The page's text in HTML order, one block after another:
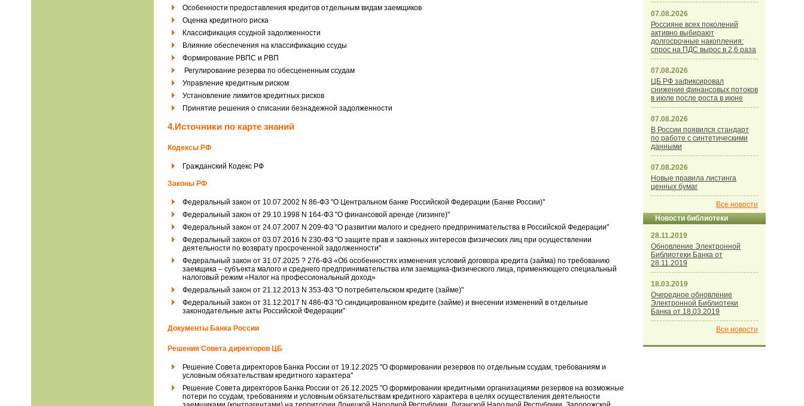
Особенности предоставления кредитов отдельным видам заемщиков
Оценка кредитного риска
Классификация ссудной задолженности
Влияние обеспечения на классификацию ссуды
Формирование РВПС и РВП
Регулирование резерва по обесцененным ссудам
Управление кредитным риском
Установление лимитов кредитных рисков
Принятие решения о списании безнадежной задолженности
4.Источники по карте знаний
Кодексы РФ
Гражданский Кодекс РФ
Законы РФ
Федеральный закон от 10.07.2002 N 86-ФЗ "О Центральном банке Российской Федерации (Банке России)"
Федеральный закон от 29.10.1998 N 164-ФЗ "О финансовой аренде (лизинге)"
Федеральный закон от 24.07.2007 N 209-ФЗ "О развитии малого и среднего предпринимательства в Российской Федерации"
Федеральный закон от 03.07.2016 N 230-ФЗ "О защите прав и законных интересов физических лиц при осуществлении
деятельности по возврату просроченной задолженности"
Федеральный закон от 31.07.2025 ? 276-ФЗ «Об особенностях изменения условий договора кредита (займа) по требованию
заемщика – субъекта малого и среднего предпринимательства или заемщика-физического лица, применяющего специальный
налоговый режим «Налог на профессиональный доход»
Федеральный закон от 21.12.2013 N 353-ФЗ "О потребительском кредите (займе)"
Федеральный закон от 31.12.2017 N 486-ФЗ "О синдицированном кредите (займе) и внесении изменений в отдельные
законодательные акты Российской Федерации"
Документы Банка России
Решения Совета директоров ЦБ
Решение Совета директоров Банка России от 19.12.2025 "О формировании резервов по отдельным ссудам, требованиям и
условным обязательствам кредитного характера"
Решение Совета директоров Банка России от 26.12.2025 "О формировании кредитными организациями резервов на возможные
потери по ссудам, требованиям и условным обязательствам кредитного характера в целях осуществления деятельности
07.08.2026
Россияне всех поколений
активно выбирают
долгосрочные накопления:
спрос на ПДС вырос в 2,6 раза
07.08.2026
ЦБ РФ зафиксировал
снижение финансовых потоков
в июле после роста в июне
07.08.2026
В России появился стандарт
по работе с синтетическими
данными
07.08.2026
Новые правила листинга
ценных бумаг
Все новости
Новости библиотеки
28.11.2019
Обновление Электронной
Библиотеки Банка от
28.11.2019
18.03.2019
Очередное обновление
Электронной Библиотеки
Банка от 18.03.2019
Все новости